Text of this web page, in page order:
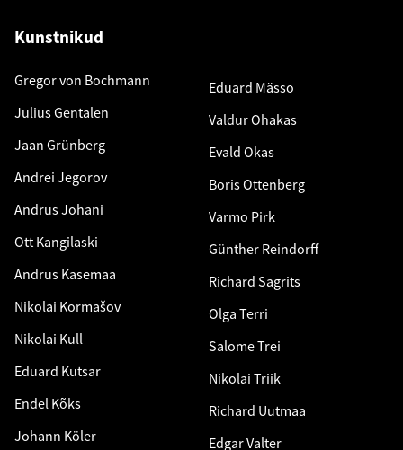
Kunstnikud
Gregor von Bochmann
Julius Gentalen
Jaan Grünberg
Andrei Jegorov
Andrus Johani
Ott Kangilaski
Andrus Kasemaa
Nikolai Kormašov
Nikolai Kull
Eduard Kutsar
Endel Kõks
Johann Köler
Eduard Mässo
Valdur Ohakas
Evald Okas
Boris Ottenberg
Varmo Pirk
Günther Reindorff
Richard Sagrits
Olga Terri
Salome Trei
Nikolai Triik
Richard Uutmaa
Edgar Valter